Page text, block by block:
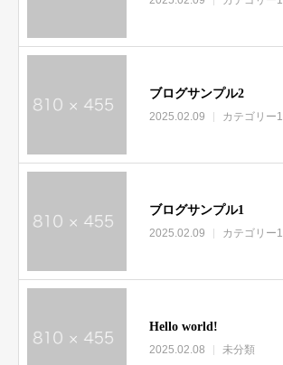
ブログサンプル2
2025.02.09 カテゴリー1
ブログサンプル1
2025.02.09 カテゴリー1
Hello world!
2025.02.08 未分類